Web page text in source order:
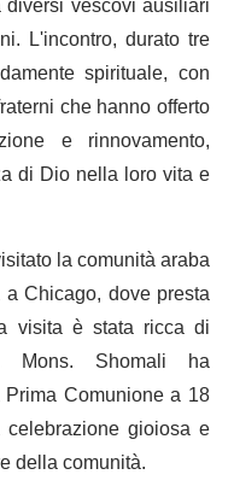
L'incontro, durato tre
spirituale, con
che hanno offerto
e rinnovamento,
di Dio nella loro vita e
la comunità araba
Chicago, dove presta
visita è stata ricca di
Mons. Shomali ha
Comunione a 18
gioiosa e
della comunità.